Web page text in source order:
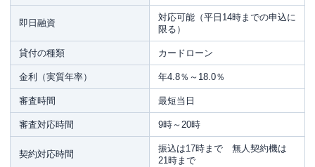
即日融資
対応可能（平日14時までの申込に
限る）
貸付の種類 カードローン
金利（実質年率） 年4.8％～18.0％
審査時間 最短当日
審査対応時間 9時～20時
契約対応時間
振込は17時まで 無人契約機は
21時まで